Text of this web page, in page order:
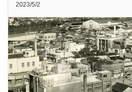
2023/5/2